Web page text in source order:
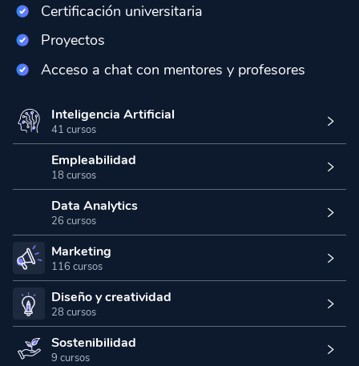
Certificación universitaria
Proyectos
Acceso a chat con mentores y profesores
Inteligencia Artificial
41 cursos
Empleabilidad
18 cursos
Data Analytics
26 cursos
Marketing
116 cursos
Diseño y creatividad
28 cursos
Sostenibilidad
9 cursos